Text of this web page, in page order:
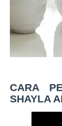
CARA
SHAYLA